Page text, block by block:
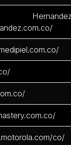
co/